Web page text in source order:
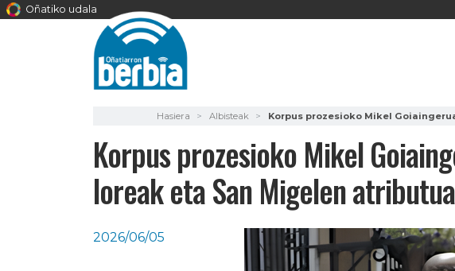
Oñatiko udala
Hasiera Albisteak Korpus prozesioko Mikel
Korpus prozesioko Mikel
loreak eta San Migelen
2026/06/05